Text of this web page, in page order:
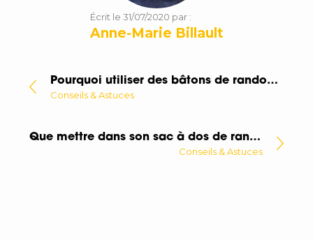
Écrit le 31/07/2020 par :
Anne-Marie Billault
Pourquoi utiliser des bâtons de randonnée ?
Conseils & Astuces
Que mettre dans son sac à dos de randonnée ?
Conseils & Astuces